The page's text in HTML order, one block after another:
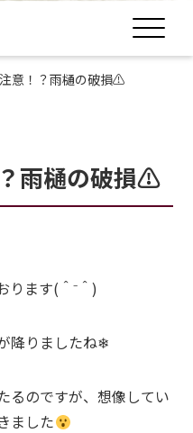
意！？雨樋の破損⚠
雨樋の破損⚠
ります(＾⁻＾)
降りましたね❄
るのですが、想像してい
ました